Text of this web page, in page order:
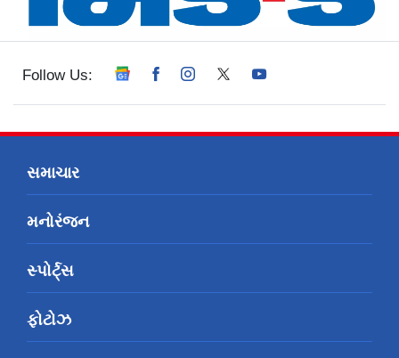
Follow Us:
સમાચાર
મનોરંજન
સ્પોર્ટ્સ
ફોટોઝ